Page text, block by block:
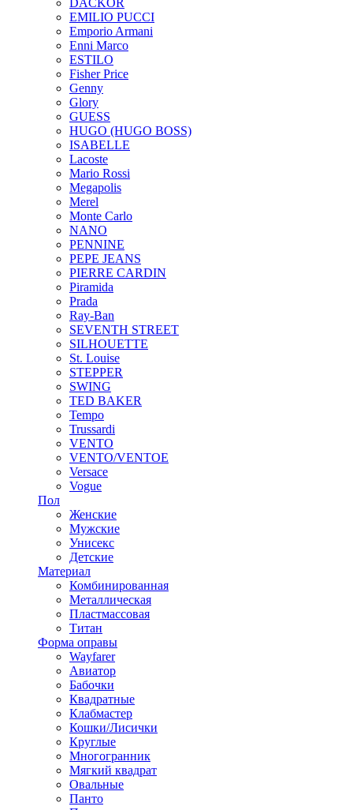
EMILIO PUCCI
Emporio Armani
Enni Marco
ESTILO
Fisher Price
Genny
Glory
GUESS
HUGO (HUGO BOSS)
ISABELLE
Lacoste
Mario Rossi
Megapolis
Merel
Monte Carlo
NANO
PENNINE
PEPE JEANS
PIERRE CARDIN
Piramida
Prada
Ray-Ban
SEVENTH STREET
SILHOUETTE
St. Louise
STEPPER
SWING
TED BAKER
Tempo
Trussardi
VENTO
VENTO/VENTOE
Versace
Vogue
Пол
Женские
Мужские
Унисекс
Детские
Материал
Комбинированная
Металлическая
Пластмассовая
Титан
Форма оправы
Wayfarer
Авиатор
Бабочки
Квадратные
Клабмастер
Кошки/Лисички
Круглые
Многогранник
Мягкий квадрат
Овальные
Панто